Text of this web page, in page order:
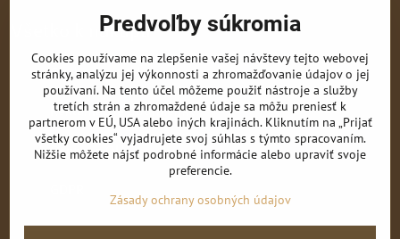
Všetko k nákupu
Obchodné podmienky
Reklamačné podmienky
Ochrana OÚ
Predvoľby súkromia
Cookies používame na zlepšenie vašej návštevy tejto webovej
stránky, analýzu jej výkonnosti a zhromažďovanie údajov o jej
používaní. Na tento účel môžeme použiť nástroje a služby
tretích strán a zhromaždené údaje sa môžu preniesť k
partnerom v EÚ, USA alebo iných krajinách. Kliknutím na „Prijať
všetky cookies“ vyjadrujete svoj súhlas s týmto spracovaním.
Nižšie môžete nájsť podrobné informácie alebo upraviť svoje
preferencie.
Zásady ochrany osobných údajov